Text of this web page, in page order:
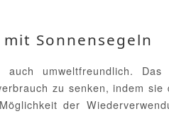
Sonnensegeln
umweltfreundlich.
zu senken, indem
der